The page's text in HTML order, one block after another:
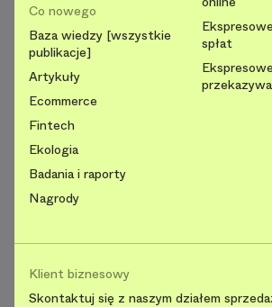
Co nowego
Baza wiedzy [wszystkie
publikacje]
Artykuły
Ecommerce
Fintech
Ekologia
Badania i raporty
Nagrody
spłat
Ekspresowe
Klient biznesowy
Skontaktuj się z naszym działem